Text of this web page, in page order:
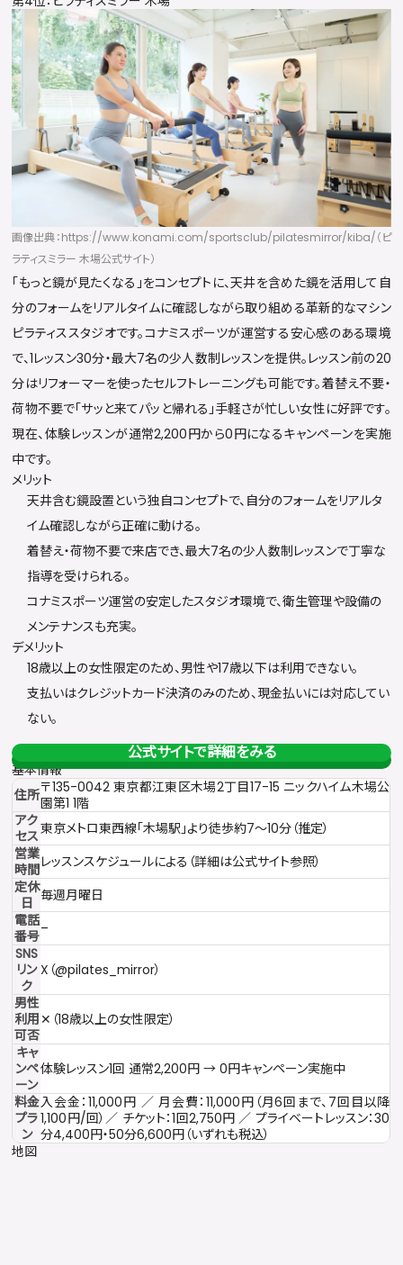
画像出典：https://www.konami.com/sportsclub/pilatesmirror/kiba/（ピ
ラティスミラー 木場公式サイト）
「もっと鏡が見たくなる」をコンセプトに、天井を含めた鏡を活用して自
分のフォームをリアルタイムに確認しながら取り組める革新的なマシン
ピラティススタジオです。コナミスポーツが運営する安心感のある環境
で、1レッスン30分・最大7名の少人数制レッスンを提供。レッスン前の20
分はリフォーマーを使ったセルフトレーニングも可能です。着替え不要・
荷物不要で「サッと来てパッと帰れる」手軽さが忙しい女性に好評です。
現在、体験レッスンが通常2,200円から0円になるキャンペーンを実施
中です。
メリット
天井含む鏡設置という独自コンセプトで、自分のフォームをリアルタ
イム確認しながら正確に動ける。
着替え・荷物不要で来店でき、最大7名の少人数制レッスンで丁寧な
指導を受けられる。
コナミスポーツ運営の安定したスタジオ環境で、衛生管理や設備の
メンテナンスも充実。
デメリット
18歳以上の女性限定のため、男性や17歳以下は利用できない。
支払いはクレジットカード決済のみのため、現金払いには対応してい
ない。
公式サイトで詳細をみる
基本情報
住所〒135-0042 東京都江東区木場2丁目17-15 ニックハイム木場公
園第1 1階
アク
セス東京メトロ東西線「木場駅」より徒歩約7〜10分（推定）
営業
時間レッスンスケジュールによる（詳細は公式サイト参照）
定休
日 毎週月曜日
電話
番号–
SNS
リン
ク
X（@pilates_mirror）
男性
利用
可否
✕（18歳以上の女性限定）
キャ
ンペ
ーン
体験レッスン1回 通常2,200円 → 0円キャンペーン実施中
料金
プラ
ン
入会金：11,000円 ／ 月会費：11,000円（月6回まで、7回目以降
1,100円/回）／ チケット：1回2,750円 ／ プライベートレッスン：30
分4,400円・50分6,600円（いずれも税込）
地図